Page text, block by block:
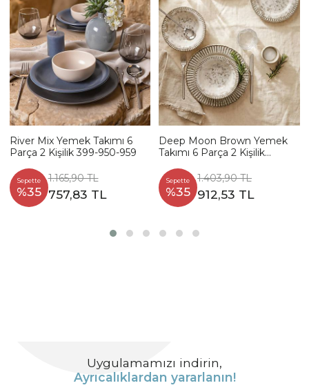
River Mix Yemek Takımı 6
Parça 2 Kişilik 399-950-959
Sepette
%35
1.165,90 TL
757,83 TL
Deep Moon Brown Yemek
Takımı 6 Parça 2 Kişilik
Sepette
%35
1.403,90 TL
912,53 TL
Uygulamamızı indirin,
Ayrıcalıklardan yararlanın!